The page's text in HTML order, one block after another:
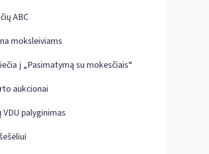
ABC
moksleiviams
į „Pasimatymą su mokesčiais“
aukcionai
VDU palyginimas